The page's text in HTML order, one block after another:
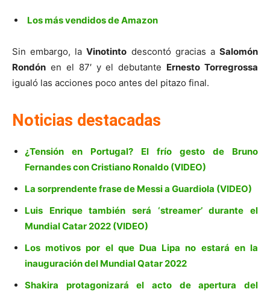
Los más vendidos de Amazon
Sin embargo, laVinotinto descontó gracias aSalomón
Rondón en el 87′ y el debutante Ernesto Torregrossa
igualó las acciones poco antes del pitazo final.
Noticias destacadas
¿Tensión en Portugal? El frío gesto de Bruno
Fernandes con Cristiano Ronaldo (VIDEO)
La sorprendente frase de Messi a Guardiola (VIDEO)
Luis Enrique también será ‘streamer’ durante el
Mundial Catar 2022 (VIDEO)
Los motivos por el que Dua Lipa no estará en la
inauguración del Mundial Qatar 2022
Shakira protagonizará el acto de apertura del